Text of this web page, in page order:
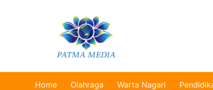
Home Olahraga Warta Nagari